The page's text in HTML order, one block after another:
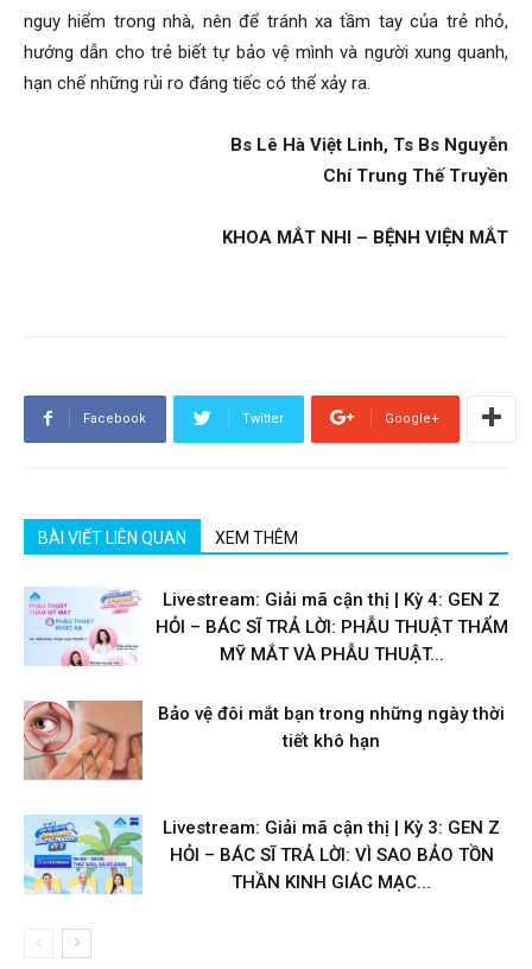
nguy hiểm trong nhà, nên để tránh xa tầm tay của trẻ nhỏ,
hướng dẫn cho trẻ biết tự bảo vệ mình và người xung quanh,
hạn chế những rủi ro đáng tiếc có thể xảy ra.
Bs Lê Hà Việt Linh, Ts Bs Nguyễn
Chí Trung Thế Truyền
KHOA MẮT NHI – BỆNH VIỆN MẮT
Facebook Twitter Google+
BÀI VIẾT LIÊN QUAN XEM THÊM
Livestream: Giải mã cận thị | Kỳ 4: GEN Z
HỎI – BÁC SĨ TRẢ LỜI: PHẪU THUẬT THẨM
MỸ MẮT VÀ PHẪU THUẬT...
Bảo vệ đôi mắt bạn trong những ngày thời
tiết khô hạn
Livestream: Giải mã cận thị | Kỳ 3: GEN Z
HỎI – BÁC SĨ TRẢ LỜI: VÌ SAO BẢO TỒN
THẦN KINH GIÁC MẠC...